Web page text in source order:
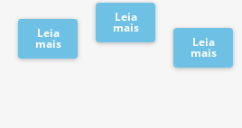
Leia
mais
Leia
mais
Leia
mais